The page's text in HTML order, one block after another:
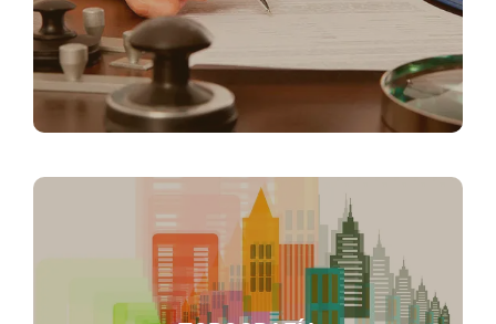
Estamos aquí para ayudarte con todos los trámites
legales relacionados con tus propiedades.
Levantamiento físico de terrenos, planos
topográficos, reconstrucción de predios según
escrituras, geolocalización, segregaciones,